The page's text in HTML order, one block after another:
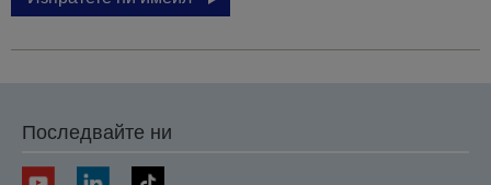
Последвайте ни